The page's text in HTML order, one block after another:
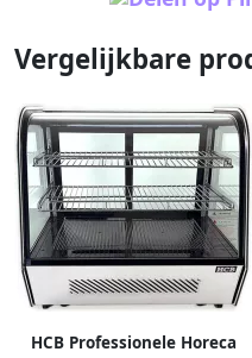
Vergelijkbare
HCB Professionele Horeca